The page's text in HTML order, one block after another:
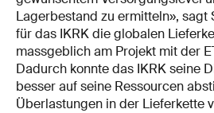
Lagerbestand zu ermitteln», sagt
für das IKRK die globalen
massgeblich am Projekt mit der
Dadurch konnte das IKRK seine
besser auf seine Ressourcen
Überlastungen in der Lieferkette